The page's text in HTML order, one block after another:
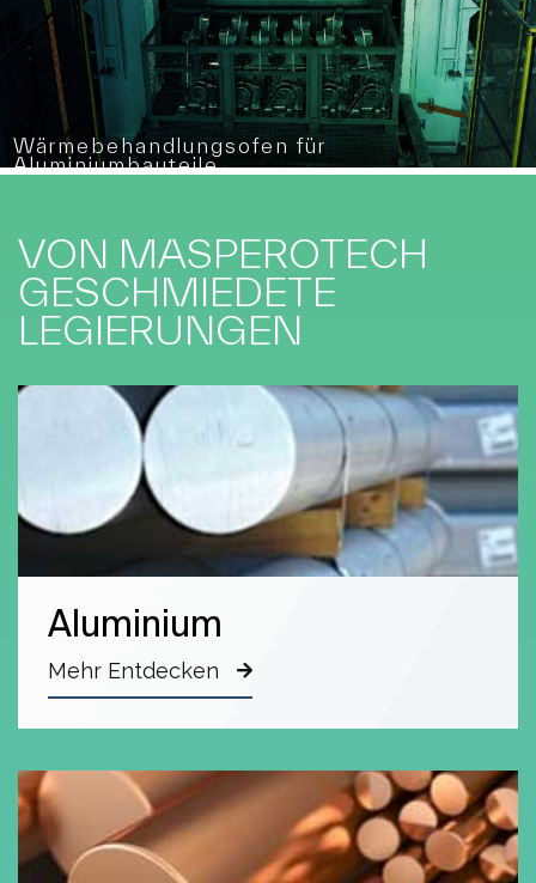
Wärmebehandlungsofen für
Aluminiumbauteile
VON MASPEROTECH
GESCHMIEDETE
LEGIERUNGEN
Aluminium
Mehr Entdecken